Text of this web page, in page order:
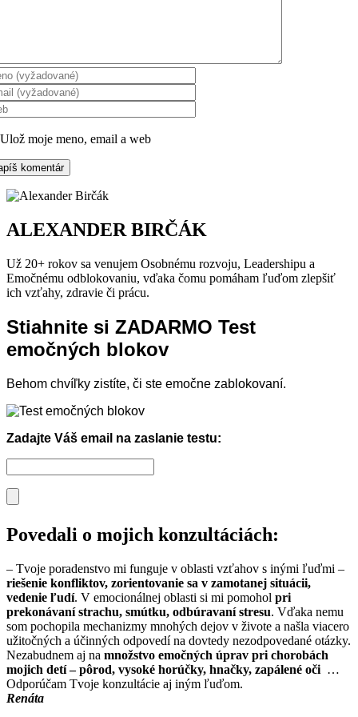
Ulož moje meno, email a web
ALEXANDER BIRČÁK
Už 20+ rokov sa venujem Osobnému rozvoju, Leadershipu a
Emočnému odblokovaniu, vďaka čomu pomáham ľuďom zlepšiť
ich vzťahy, zdravie či prácu.
Stiahnite si ZADARMO Test
emočných blokov
Behom chvíľky zistíte, či ste emočne zablokovaní.
Zadajte Váš email na zaslanie testu:
Povedali o mojich konzultáciách:
– Tvoje poradenstvo mi funguje v oblasti vzťahov s inými ľuďmi –
riešenie konfliktov, zorientovanie sa v zamotanej situácii,
vedenie ľudí. V emocionálnej oblasti si mi pomohol pri
prekonávaní strachu, smútku, odbúravaní stresu. Vďaka nemu
som pochopila mechanizmy mnohých dejov v živote a našla viacero
užitočných a účinných odpovedí na dovtedy nezodpovedané otázky.
Nezabudnem aj na množstvo emočných úprav pri chorobách
mojich detí – pôrod, vysoké horúčky, hnačky, zapálené oči …
Odporúčam Tvoje konzultácie aj iným ľuďom.
Renáta